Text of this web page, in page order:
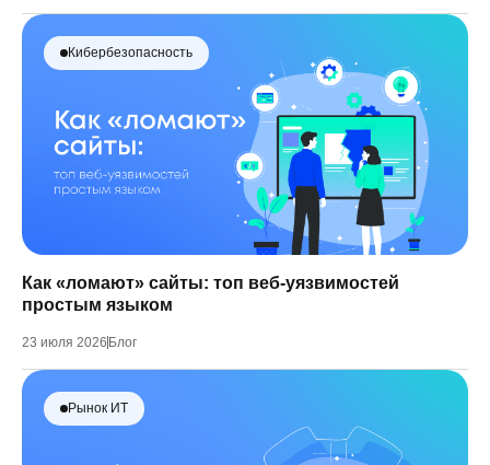
Кибербезопасность
Как «ломают» сайты: топ веб-уязвимостей
простым языком
23 июля 2026 Блог
Рынок ИТ